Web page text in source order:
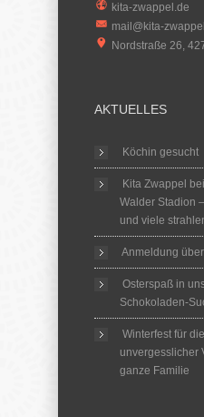
kita-zwappel.de
mail@kita-
Nordstraße 26,
AKTUELLES
Köchin gesucht
Kita Zwappel
Walder Stadion
und viele
Anmeldung
Osterspaß in
Schokoladen-
Winterfest für
unvergesslicher
ganze Familie